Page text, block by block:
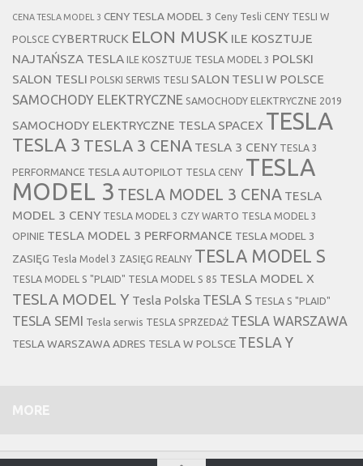
CENA TESLA MODEL 3 CENY TESLA MODEL 3 Ceny Tesli CENY TESLI W
POLSCE CYBERTRUCK ELON MUSK ILE KOSZTUJE
NAJTAŃSZA TESLA
ILE KOSZTUJE TESLA MODEL 3 POLSKI
SALON TESLI POLSKI SERWIS TESLI SALON TESLI W POLSCE
SAMOCHODY ELEKTRYCZNE SAMOCHODY ELEKTRYCZNE 2019
SAMOCHODY ELEKTRYCZNE TESLA SPACEX TESLA
TESLA 3 TESLA 3 CENA TESLA 3 CENY TESLA 3
PERFORMANCE TESLA AUTOPILOT TESLA CENY TESLA
MODEL 3 TESLA MODEL 3 CENA TESLA
MODEL 3 CENY TESLA MODEL 3 CZY WARTO TESLA MODEL 3
OPINIE TESLA MODEL 3 PERFORMANCE TESLA MODEL 3
ZASIĘG Tesla Model 3 ZASIĘG REALNY TESLA MODEL S
TESLA MODEL S "PLAID" TESLA MODEL S 85 TESLA MODEL X
TESLA MODEL Y Tesla Polska TESLA S TESLA S "PLAID"
TESLA SEMI Tesla serwis TESLA SPRZEDAŻ TESLA WARSZAWA
TESLA WARSZAWA ADRES TESLA W POLSCE TESLA Y
MORE